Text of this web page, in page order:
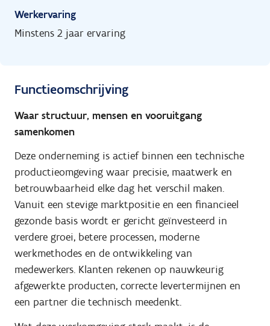
Werkervaring
Minstens 2 jaar ervaring
Functieomschrijving
Waar structuur, mensen en vooruitgang
samenkomen
Deze onderneming is actief binnen een technische
productieomgeving waar precisie, maatwerk en
betrouwbaarheid elke dag het verschil maken.
Vanuit een stevige marktpositie en een financieel
gezonde basis wordt er gericht geïnvesteerd in
verdere groei, betere processen, moderne
werkmethodes en de ontwikkeling van
medewerkers. Klanten rekenen op nauwkeurig
afgewerkte producten, correcte levertermijnen en
een partner die technisch meedenkt.